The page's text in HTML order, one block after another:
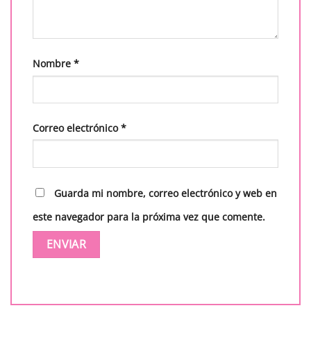
Nombre *
Correo electrónico*
Guarda mi nombre, correo electrónico y web en
este navegador para la próxima vez que comente.